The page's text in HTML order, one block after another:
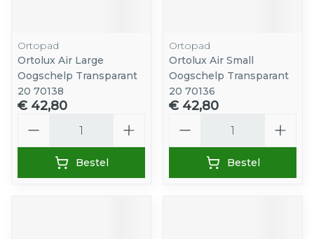
Ortopad
Ortolux Air Large
Oogschelp Transparant
20 70138
€ 42,80
Bestel
Ortopad
Ortolux Air Small
Oogschelp Transparant
20 70136
€ 42,80
Bestel